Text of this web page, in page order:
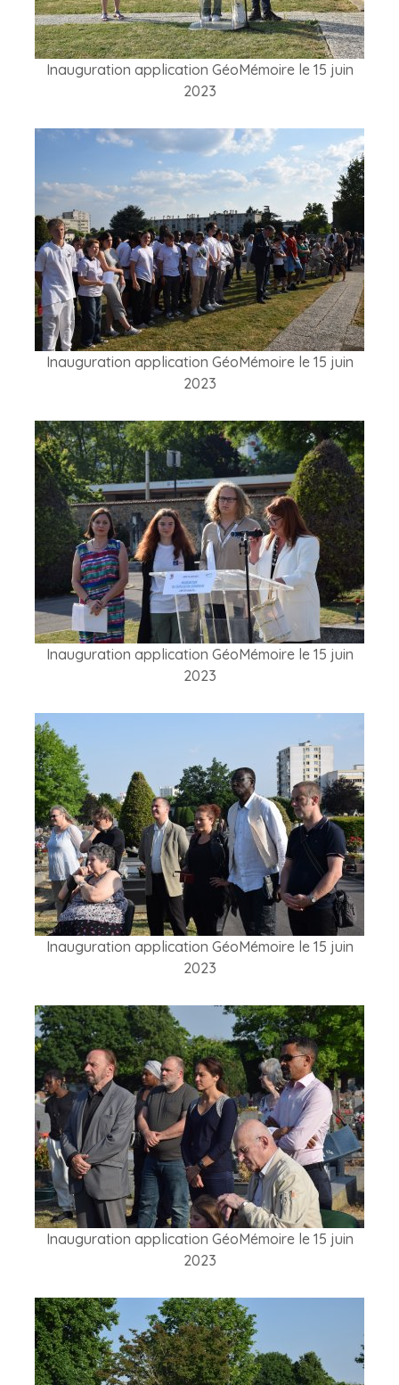
Inauguration application GéoMémoire le 15 juin
2023
Inauguration application GéoMémoire le 15 juin
2023
Inauguration application GéoMémoire le 15 juin
2023
Inauguration application GéoMémoire le 15 juin
2023
Inauguration application GéoMémoire le 15 juin
2023